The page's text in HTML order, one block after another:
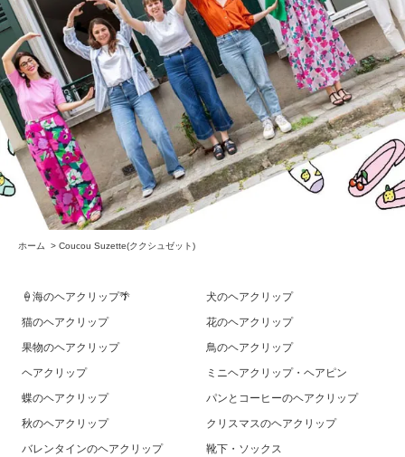
ホーム > Coucou Suzette(ククシュゼット)
🍦海のヘアクリップ🌴
犬のヘアクリップ
猫のヘアクリップ
花のヘアクリップ
果物のヘアクリップ
鳥のヘアクリップ
ヘアクリップ
ミニヘアクリップ・ヘアピン
蝶のヘアクリップ
パンとコーヒーのヘアクリップ
秋のヘアクリップ
クリスマスのヘアクリップ
バレンタインのヘアクリップ
靴下・ソックス